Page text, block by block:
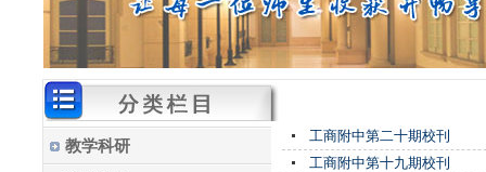
教学科研
工商附中第二十期校刊
工商附中第十九期校刊